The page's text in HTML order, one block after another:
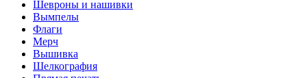
Шевроны и нашивки
Вымпелы
Флаги
Мерч
Вышивка
Шелкография